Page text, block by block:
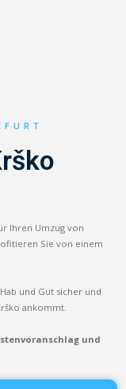
Ihren Umzug von
Sie von einem
und Gut sicher und
ankommt.
und